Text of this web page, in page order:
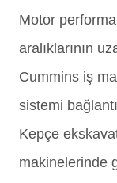
Motor
aralıklarının
Cummins iş
sistemi
Kepçe
makinelerinde